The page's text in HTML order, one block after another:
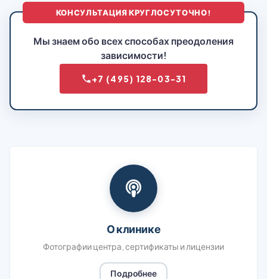
КОНСУЛЬТАЦИЯ КРУГЛОСУТОЧНО!
Мы знаем обо всех способах преодоления
зависимости!
+7 (495) 128-03-31
О клинике
Фотографии центра, сертификаты и лицензии
Подробнее